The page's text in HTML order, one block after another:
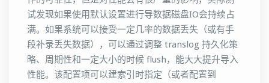
试发现如果使用默认设置进行导数据磁盘IO会持续占
满。如果系统可以接受一定几率的数据丢失（或有手
段补录丢失数据），可以通过调整 translog 持久化策
略、周期性和一定大小的时候 flush，能大大提升导入
性能。该配置项可以建索引时指定（或者配置到